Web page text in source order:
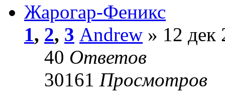
Жарогар-Феникс
1, 2, 3 Andrew » 12 дек
40 Ответов
30161 Просмотров